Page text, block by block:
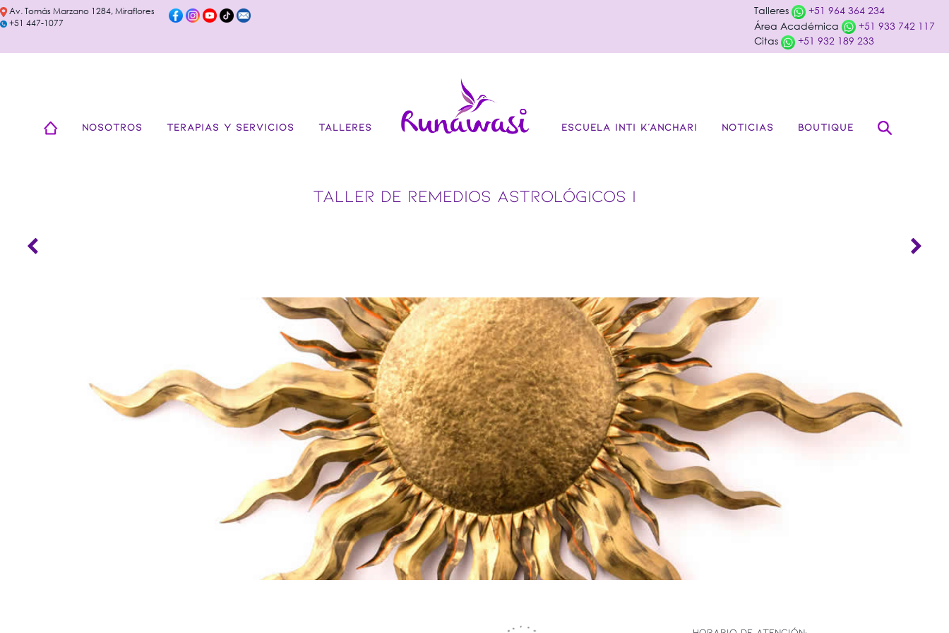
Av. Tomás Marzano 1284, Miraflores
+51 447-1077
Talleres
+51 964 364 234
Área Académica
+51 933 742 117
Citas
+51 932 189 233
NOSOTROS TERAPIAS Y SERVICIOS TALLERES ESCUELA INTI K’ANCHARI NOTICIAS BOUTIQUE
TALLER DE REMEDIOS ASTROLÓGICOS I